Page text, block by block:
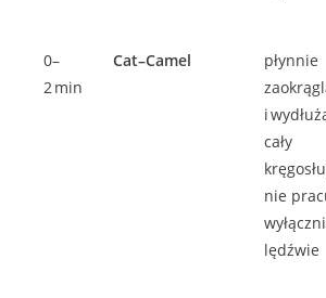
0–
2 min
Cat–Camel
płynnie
i
cały
nie
lędźwie